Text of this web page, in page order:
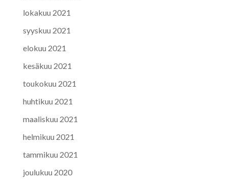
lokakuu 2021
syyskuu 2021
elokuu 2021
kesäkuu 2021
toukokuu 2021
huhtikuu 2021
maaliskuu 2021
helmikuu 2021
tammikuu 2021
joulukuu 2020